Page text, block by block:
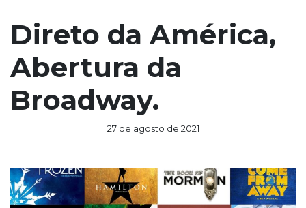
Direto da América,
Abertura da
Broadway.
27 de agosto de 2021